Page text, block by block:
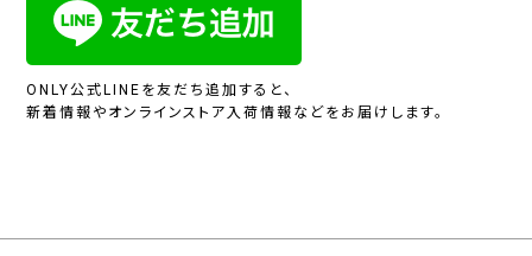
ONLY公式LINEを友だち追加すると、
新着情報やオンラインストア入荷情報などをお届けします。